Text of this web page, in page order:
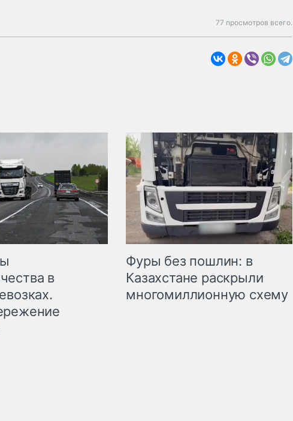
77 просмотров всего.
в
Фуры без пошлин: в
Казахстане раскрыли
многомиллионную схему